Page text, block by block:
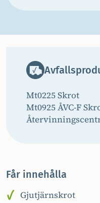
Mt0225 Skrot
Mt0925 ÅVC-F
Får innehålla
Gjutjärnskrot